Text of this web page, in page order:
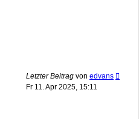
Letzter Beitrag von edvans
Fr 11. Apr 2025, 15:11